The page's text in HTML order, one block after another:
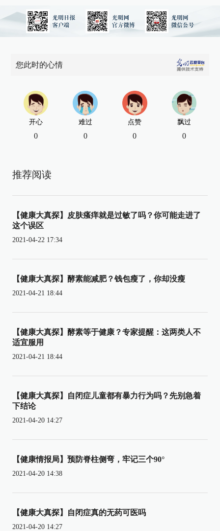
您此时的心情
开心
0
难过
0
点赞
0
飘过
0
推荐阅读
【健康大真探】皮肤瘙痒就是过敏了吗？你可能走进了
这个误区
2021-04-22 17:34
【健康大真探】酵素能减肥？钱包瘦了，你却没瘦
2021-04-21 18:44
【健康大真探】酵素等于健康？专家提醒：这两类人不
适宜服用
2021-04-21 18:44
【健康大真探】自闭症儿童都有暴力行为吗？先别急着
下结论
2021-04-20 14:27
【健康情报局】预防脊柱侧弯，牢记三个90°
2021-04-20 14:38
【健康大真探】自闭症真的无药可医吗
2021-04-20 14:27